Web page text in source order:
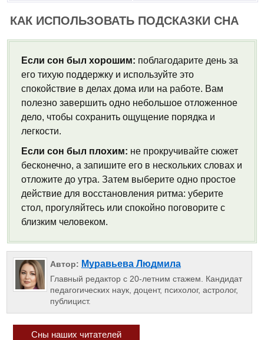
КАК ИСПОЛЬЗОВАТЬ ПОДСКАЗКИ СНА
Если сон был хорошим: поблагодарите день за
его тихую поддержку и используйте это
спокойствие в делах дома или на работе. Вам
полезно завершить одно небольшое отложенное
дело, чтобы сохранить ощущение порядка и
легкости.
Если сон был плохим: не прокручивайте сюжет
бесконечно, а запишите его в нескольких словах и
отложите до утра. Затем выберите одно простое
действие для восстановления ритма: уберите
стол, прогуляйтесь или спокойно поговорите с
близким человеком.
Автор: Муравьева Людмила
Главный редактор с 20-летним стажем. Кандидат
педагогических наук, доцент, психолог, астролог,
публицист.
Сны наших читателей